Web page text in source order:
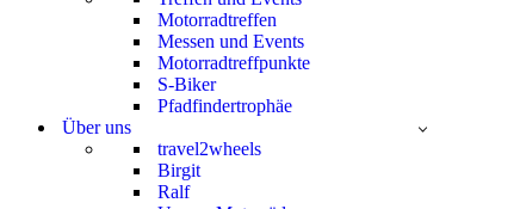
Motorradtreffen
Messen und Events
Motorradtreffpunkte
S-Biker
Pfadfindertrophäe
Über uns
travel2wheels
Birgit
Ralf